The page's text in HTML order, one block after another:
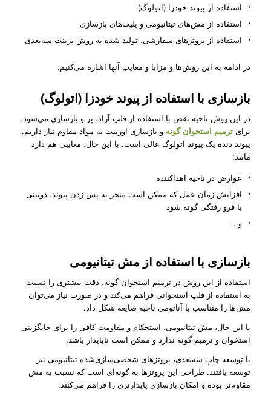
استفاده از پیوند خودزا (اتولوگ)
استفاده از مش‌های تیتانیومی و پلیت‌های بازسازی
استفاده از پروتزهای سفارشی، تولید شده به روش پرینت سه‌بعدی
در ادامه به این روش‌ها و مزایا و معایب آنها اشاره می‌کنیم:
بازسازی با استفاده از پیوند خودزا (اتولوگ)
در این روش ناحیه نقص با استفاده از فلپ آزاد، پر و بازسازی می‌شود.
برای ترمیم استخوان گونه و بازسازی اوربیت به مواد مقاوم نیاز داریم.
پیوند دنده یک پیوند اتولوگ عالی است. با این حال، معایبی هم دارد
مانند:
عوارض در ناحیه اهداکننده
افزایش زمان عمل که ممکن است منجر به پس زدن پیوند، دوبینی
یا فرو رفتگی گونه ‌شود
و…
بازسازی با استفاده از مش تیتانیومی
استفاده از این روش در ترمیم استخوان گونه، دقت بیشتری را نسبت
به استفاده از فلپ استخوانی فراهم می‌کند و در صورت نیاز می‌توان
مش‌ها را متناسب با آناتومی ناحیه ضایعه شکل داد.
با این حال، مش تیتانیومی، استحکام و مقاومت کافی را برای جایگزینی
استخوان و ترمیم گونه ندارد و ممکن است ناپایدار باشد.
با توسعه چاپ سه‌بعدی، پروتزهای شخصی‌سازی‌شده تیتانیومی نیز
توسعه یافتند. طراحی این پروتزها به گونه‌ای‌ است که نسبت به مش
مقاوم‌تر بوده و امکان بازسازی پایدارتری را فراهم می‌کنند.